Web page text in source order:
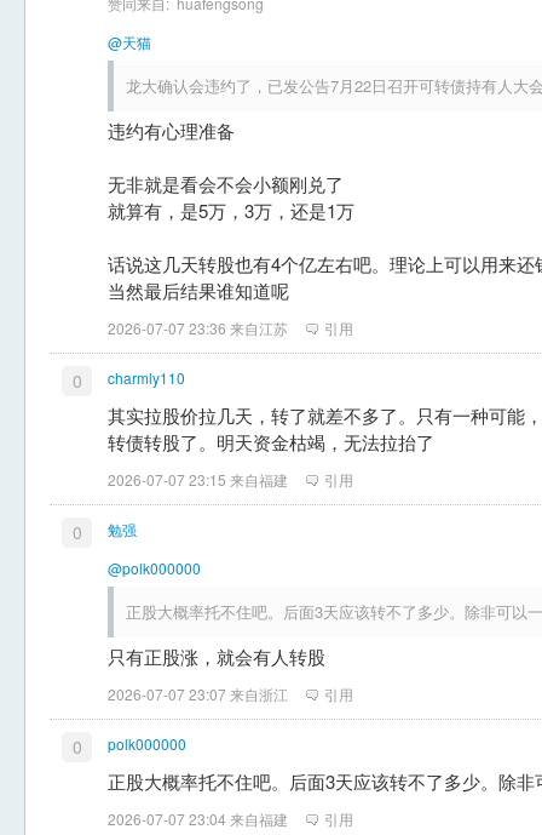
@天猫
龙大确认会违约了，已发公告7月22日召开可转债持有人大
违约有心理准备
无非就是看会不会小额刚兑了
就算有，是5万，3万，还是1万
话说这几天转股也有4个亿左右吧。理论上可以用来
当然最后结果谁知道呢
2026-07-07 23:36 来自江苏 引用
0 charmly110
其实拉股价拉几天，转了就差不多了。只有一种可能
转债转股了。明天资金枯竭，无法拉抬了
2026-07-07 23:15 来自福建 引用
0
勉强
@polk000000
正股大概率托不住吧。后面3天应该转不了多少。除非可以
只有正股涨，就会有人转股
2026-07-07 23:07 来自浙江 引用
0 polk000000
正股大概率托不住吧。后面3天应该转不了多少。除
2026-07-07 23:04 来自福建 引用